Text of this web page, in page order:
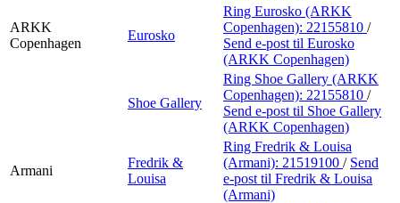
ARKK
Copenhagen
Eurosko
Ring Eurosko (ARKK
Copenhagen): 22155810 /
Send e-post til Eurosko
(ARKK Copenhagen)
Shoe Gallery
Ring Shoe Gallery (ARKK
Copenhagen): 22155810 /
Send e-post til Shoe Gallery
(ARKK Copenhagen)
Armani
Fredrik &
Louisa
Ring Fredrik & Louisa
(Armani): 21519100 / Send
e-post til Fredrik & Louisa
(Armani)